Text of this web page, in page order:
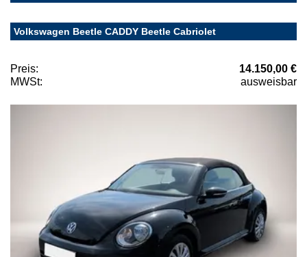
Volkswagen Beetle CADDY Beetle Cabriolet
Preis:
14.150,00 €
MWSt:
ausweisbar